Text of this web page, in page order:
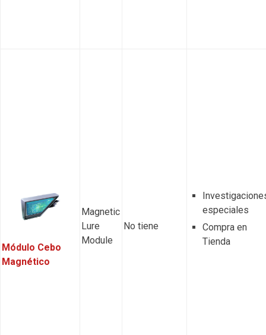
Módulo Cebo
Magnético
Magnetic
Lure
Module
No tiene
especiales
Compra en
Tienda